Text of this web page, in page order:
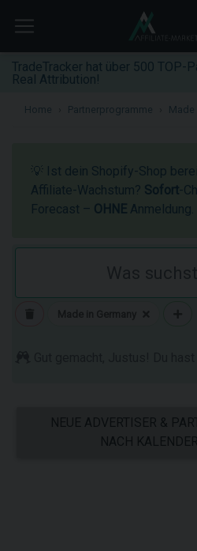
TradeTracker hat über 500 TOP-
Real Attribution!
Home Partnerprogramme Made
💡 Ist dein Shopify-Shop
Affiliate-Wachstum? Sofort-
Forecast – OHNE Anmeldung.
NEUE ADVERTISER &
NACH